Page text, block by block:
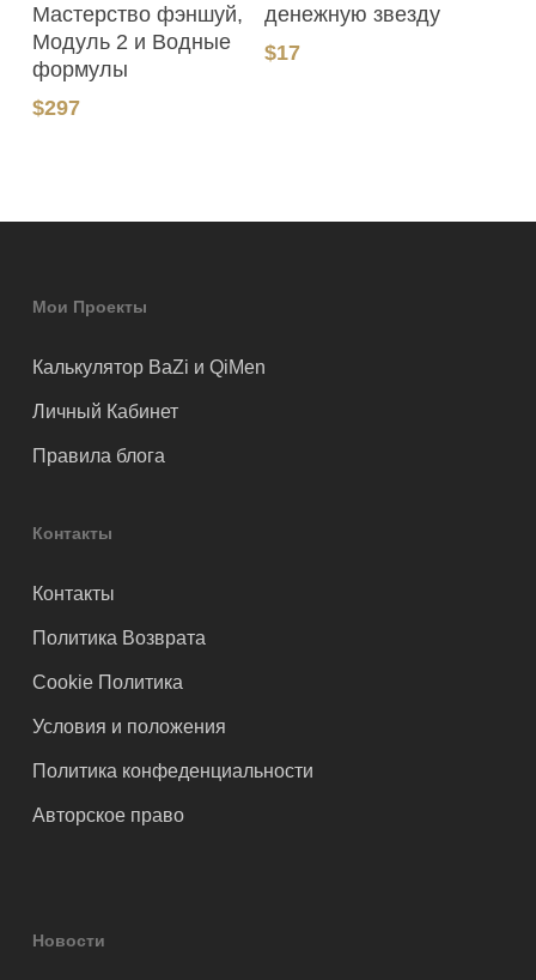
Мастерство фэншуй,
Модуль 2 и Водные
формулы
$297
денежную звезду
$17
Мои Проекты
Калькулятор BaZi и QiMen
Личный Кабинет
Правила блога
Контакты
Контакты
Политика Возврата
Cookie Политика
Условия и положения
Политика конфеденциальности
Авторское право
Новости